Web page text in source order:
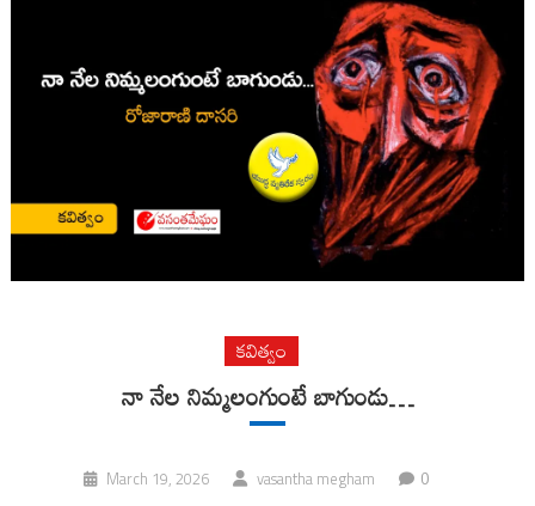
కవిత్వం
నా నేల నిమ్మలంగుంటే బాగుండు…
March 19, 2026 vasantha megham 0